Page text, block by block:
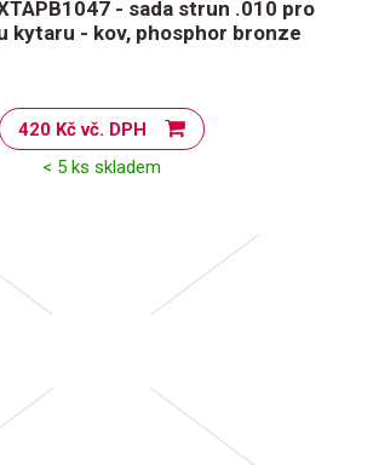
XTAPB1047 - sada strun .010 pro
kytaru - kov, phosphor bronze
420 Kč vč. DPH
< 5 ks skladem